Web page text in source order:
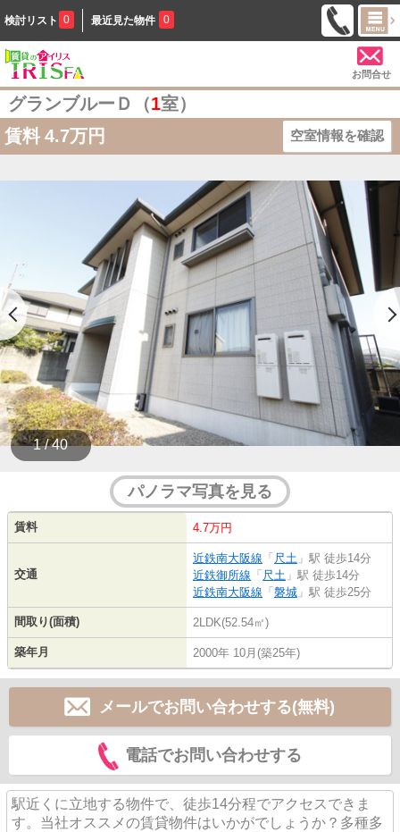
検討リスト 0 最近見た物件 0
お問合せ
グランブルーＤ（1室）
賃料 4.7万円 空室情報を確認
1 / 40
パノラマ写真を見る
賃料 4.7万円
交通
近鉄南大阪線 「 尺土 」駅 徒歩14分
近鉄御所線 「 尺土 」駅 徒歩14分
近鉄南大阪線 「 磐城 」駅 徒歩25分
間取り(面積) 2LDK(52.54㎡)
築年月 2000年 10月(築25年)
メールでお問い合わせする(無料)
電話でお問い合わせする
駅近くに立地する物件で、徒歩14分程でアクセスできま
す。当社オススメの賃貸物件はいかがでしょうか？多種多